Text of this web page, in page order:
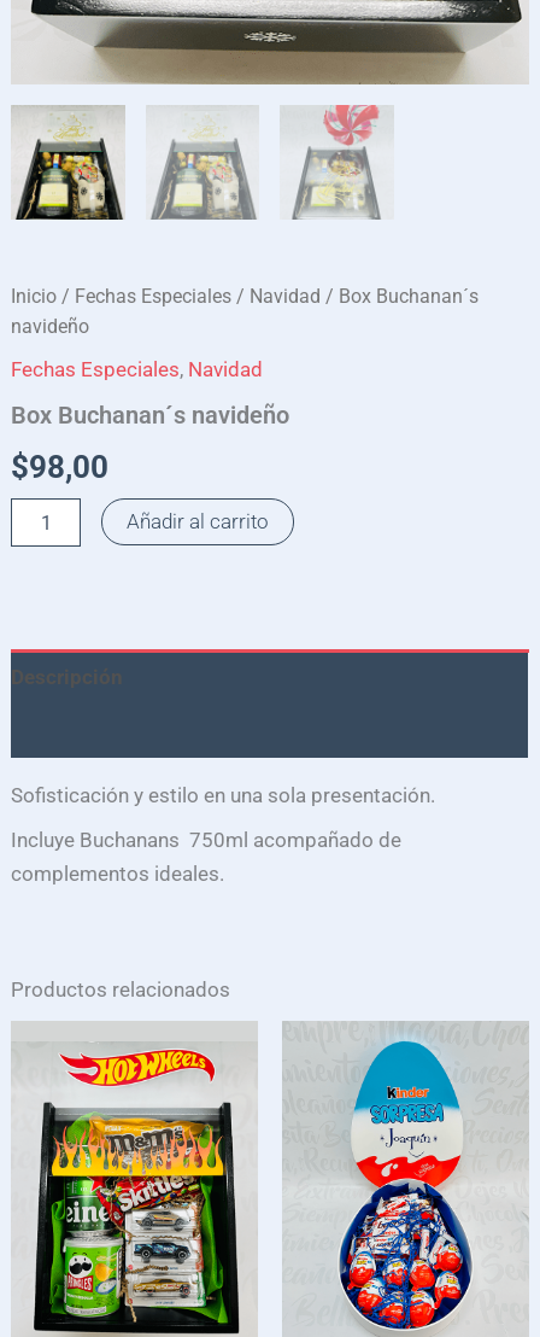
Inicio / Fechas Especiales / Navidad / Box Buchanan´s
navideño
Fechas Especiales, Navidad
Box Buchanan´s navideño
$98,00
Añadir al carrito
Descripción
Sofisticación y estilo en una sola presentación.
Incluye Buchanans 750ml acompañado de
complementos ideales.
Productos relacionados